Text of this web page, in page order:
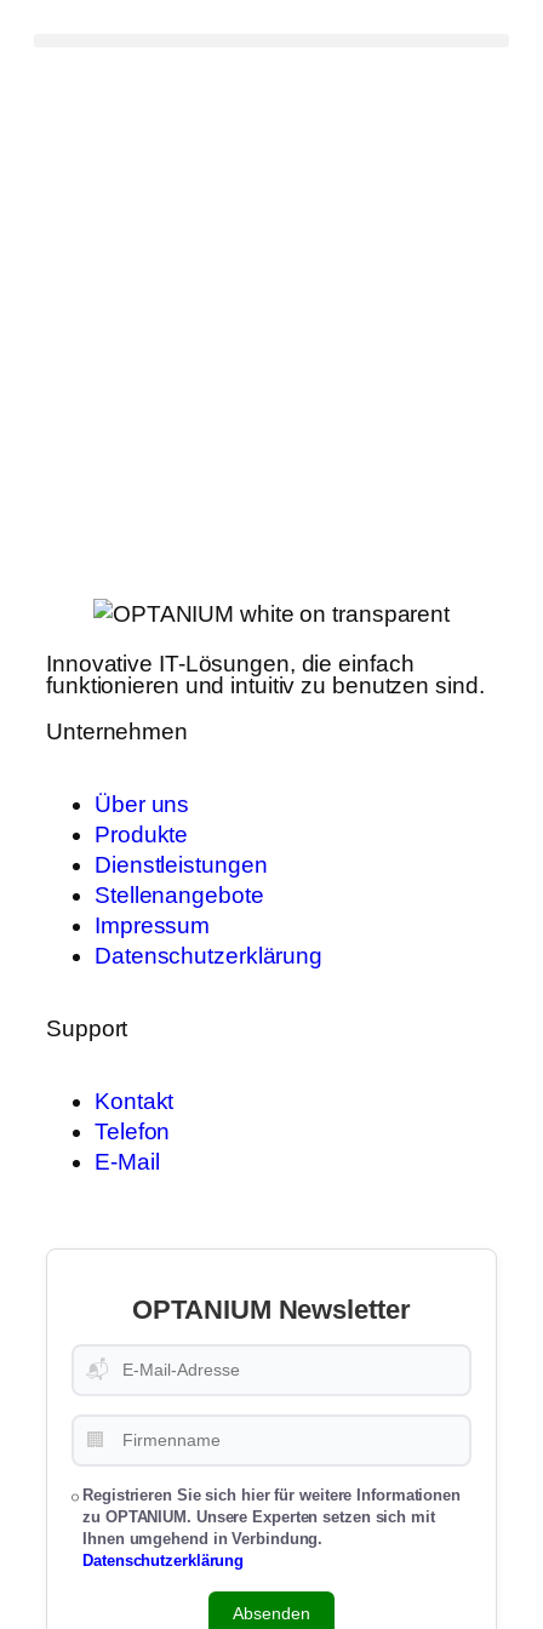
Innovative IT-Lösungen, die einfach
funktionieren und intuitiv zu benutzen sind.
Unternehmen
Über uns
Produkte
Dienstleistungen
Stellenangebote
Impressum
Datenschutzerklärung
Support
Kontakt
Telefon
E-Mail
OPTANIUM Newsletter
📬
🏢
Registrieren Sie sich hier für weitere Informationen
zu OPTANIUM. Unsere Experten setzen sich mit
Ihnen umgehend in Verbindung.
Datenschutzerklärung
Absenden